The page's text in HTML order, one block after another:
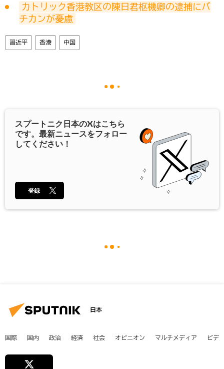
カトリック香港教区の陳日君枢機卿の逮捕にバ
チカンが憂慮
習近平 香港 中国
スプートニク日本のXはこちら
です。最新ニュースをフォロー
してください！
登録
日本
国際 国内 政治 経済 社会 オピニオン マルチメディア ビデ